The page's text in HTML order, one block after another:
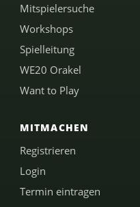
Mitspielersuche
Workshops
Spielleitung
WE20 Orakel
Want to Play
MITMACHEN
Registrieren
Login
Termin eintragen